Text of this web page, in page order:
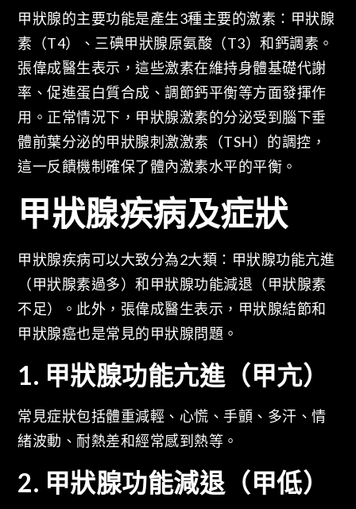
甲狀腺的主要功能是產生3種主要的激素：甲狀腺
素（T4）、三碘甲狀腺原氨酸（T3）和鈣調素。
張偉成醫生表示，這些激素在維持身體基礎代謝
率、促進蛋白質合成、調節鈣平衡等方面發揮作
用。正常情況下，甲狀腺激素的分泌受到腦下垂
體前葉分泌的甲狀腺刺激激素（TSH）的調控，
這一反饋機制確保了體內激素水平的平衡。
甲狀腺疾病及症狀
甲狀腺疾病可以大致分為2大類：甲狀腺功能亢進
（甲狀腺素過多）和甲狀腺功能減退（甲狀腺素
不足）。此外，張偉成醫生表示，甲狀腺結節和
甲狀腺癌也是常見的甲狀腺問題。
1. 甲狀腺功能亢進（甲亢）
常見症狀包括體重減輕、心慌、手顫、多汗、情
緒波動、耐熱差和經常感到熱等。
2. 甲狀腺功能減退（甲低）